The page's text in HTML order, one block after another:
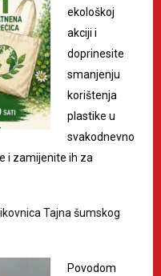
ekološkoj
akciji i
doprinesite
smanjenju
korištenja
plastike u
svakodnevno
i zamijenite ih za
Tajna šumskog
Povodom